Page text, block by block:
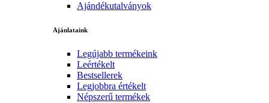
Ajándékutalványok
Ajánlataink
Legújabb termékeink
Leértékelt
Bestsellerek
Legjobbra értékelt
Népszerű termékek